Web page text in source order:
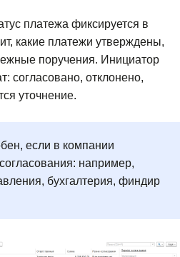
платежа фиксируется в
какие платежи утверждены,
поручения. Инициатор
согласовано, отклонено,
уточнение.
если в компании
например,
бухгалтерия, финдир